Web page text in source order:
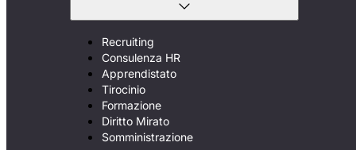
Recruiting
Consulenza HR
Apprendistato
Tirocinio
Formazione
Diritto Mirato
Somministrazione